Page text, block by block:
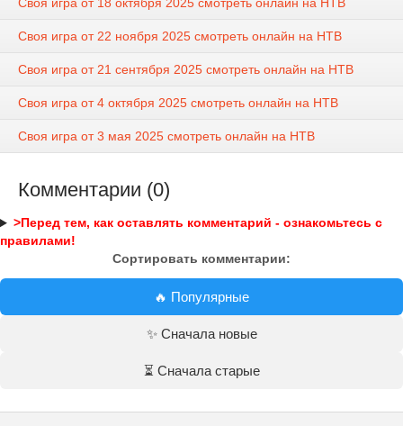
Своя игра от 22 ноября 2025 смотреть онлайн на НТВ
Своя игра от 21 сентября 2025 смотреть онлайн на НТВ
Своя игра от 4 октября 2025 смотреть онлайн на НТВ
Своя игра от 3 мая 2025 смотреть онлайн на НТВ
Комментарии (0)
>Перед тем, как оставлять комментарий - ознакомьтесь с
правилами!
Сортировать комментарии:
🔥 Популярные
✨ Сначала новые
⏳ Сначала старые